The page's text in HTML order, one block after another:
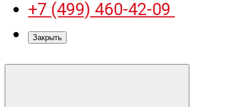
+7 (499) 460-42-09
Закрыть